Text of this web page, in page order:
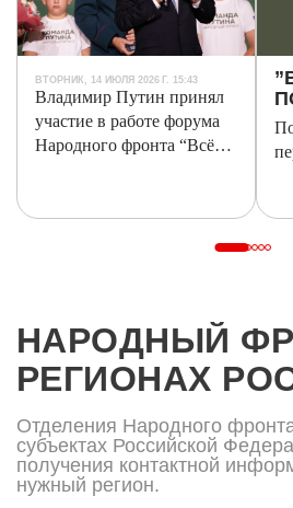
Народного
фронта
проекты
движения,
новости,
и
способы
НФ.
ВТОРНИК, 14 ИЮЛЯ 2026 Г. 15:43
Владимир Путин принял
участие в работе форума
Народного фронта “Всё
НАРОДНЫЙ
РЕГИОНАХ
Отделения Народного
субъектах Российской
получения контактной
нужный регион.